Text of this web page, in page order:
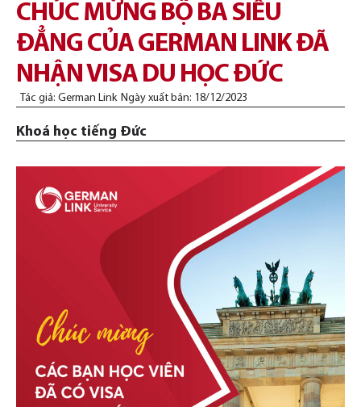
CHÚC MỪNG BỘ BA SIÊU
ĐẲNG CỦA GERMAN LINK ĐÃ
NHẬN VISA DU HỌC ĐỨC
Tác giả: German Link Ngày xuất bản: 18/12/2023
Khoá học tiếng Đức